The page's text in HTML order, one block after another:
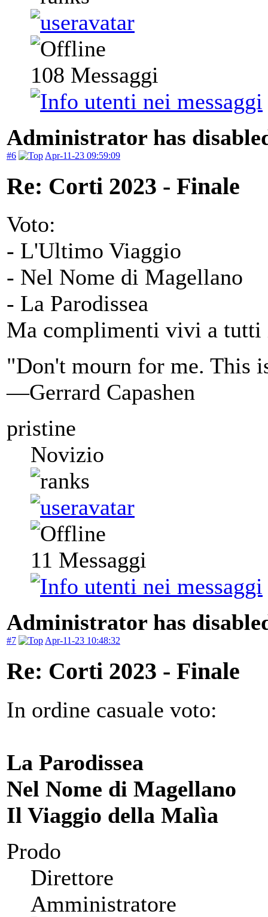
108 Messaggi
Administrator has
#6 Apr-11-23 09:59:09
Re: Corti 2023 - Finale
Voto:
- L'Ultimo Viaggio
- Nel Nome di Magellano
- La Parodissea
Ma complimenti vivi a tutti
"Don't mourn for me. This
—Gerrard Capashen
pristine
Novizio
11 Messaggi
Administrator has
#7 Apr-11-23 10:48:32
Re: Corti 2023 - Finale
In ordine casuale voto:
La Parodissea
Nel Nome di Magellano
Il Viaggio della Malìa
Prodo
Direttore
Amministratore